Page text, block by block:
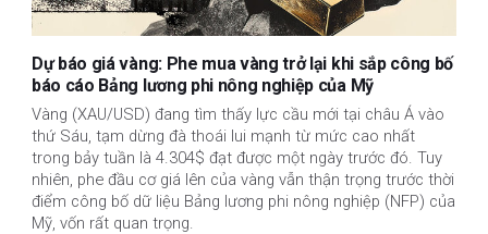
Dự báo giá vàng: Phe mua vàng trở lại khi sắp công bố
báo cáo Bảng lương phi nông nghiệp của Mỹ
Vàng (XAU/USD) đang tìm thấy lực cầu mới tại châu Á vào
thứ Sáu, tạm dừng đà thoái lui mạnh từ mức cao nhất
trong bảy tuần là 4.304$ đạt được một ngày trước đó. Tuy
nhiên, phe đầu cơ giá lên của vàng vẫn thận trọng trước thời
điểm công bố dữ liệu Bảng lương phi nông nghiệp (NFP) của
Mỹ, vốn rất quan trọng.